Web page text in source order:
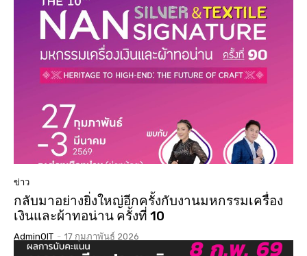
ข่าว
กลับมาอย่างยิ่งใหญ่อีกครั้งกับงานมหกรรมเครื่อง
เงินและผ้าทอน่าน ครั้งที่ 10
AdminOIT - 17 กุมภาพันธ์ 2026